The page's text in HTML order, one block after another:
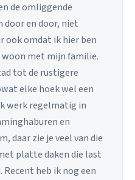
de omliggende
door en door, niet
ook omdat ik hier ben
met mijn familie.
tot de rustigere
elke hoek wel een
werk regelmatig in
en
daar zie je veel van die
platte daken die last
Recent heb ik nog een